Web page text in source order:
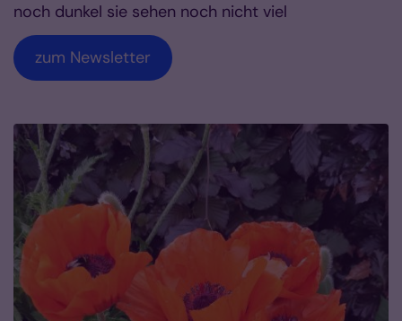
noch dunkel sie sehen noch nicht viel
zum Newsletter